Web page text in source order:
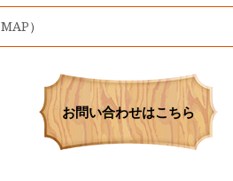
MAP）
お問い合わせはこちら